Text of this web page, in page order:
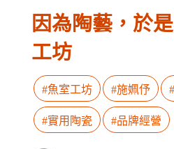
因為陶藝，於
工坊
#魚室工坊 #施姵伃
#實用陶瓷 #品牌經營